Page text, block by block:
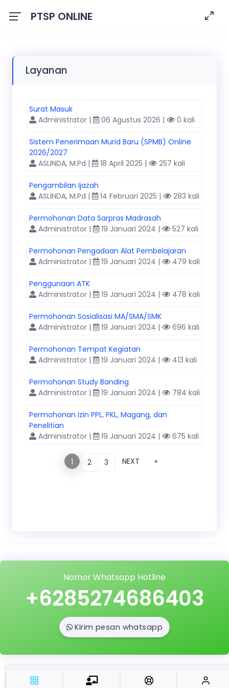
PTSP ONLINE
Layanan
Surat Masuk
Administrator |
06 Agustus 2026 | 0 kali
Sistem Penerimaan Murid Baru (SPMB) Online
2026/2027
ASLINDA, M.Pd |
18 April 2025 | 257 kali
Pengambilan Ijazah
ASLINDA, M.Pd |
14 Februari 2025 | 283 kali
Permohonan Data Sarpras Madrasah
Administrator |
19 Januari 2024 | 527 kali
Permohonan Pengadaan Alat Pembelajaran
Administrator |
19 Januari 2024 | 479 kali
Penggunaan ATK
Administrator |
19 Januari 2024 | 478 kali
Permohonan Sosialisasi MA/SMA/SMK
Administrator |
19 Januari 2024 | 696 kali
Permohonan Tempat Kegiatan
Administrator |
19 Januari 2024 | 413 kali
Permohonan Study Banding
Administrator |
19 Januari 2024 | 784 kali
Permohonan Izin PPL, PKL, Magang, dan
Penelitian
Administrator |
19 Januari 2024 | 675 kali
1 2 3 NEXT »
Nomor Whatsapp Hotline
+6285274686403
Kirim pesan whatsapp
Copyright © 2022 PTSP Online MTsN 2 Tanah Datar